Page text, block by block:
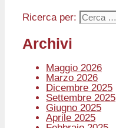
Ricerca per:
Archivi
Maggio 2026
Marzo 2026
Dicembre 2025
Settembre 2025
Giugno 2025
Aprile 2025